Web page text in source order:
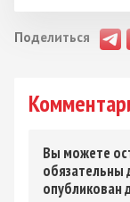
Поделиться
Вы можете
обязательны
опубликован